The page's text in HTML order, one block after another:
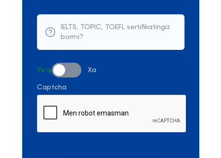
IELTS, TOPIC, TOEFL sertifikatingiz
bormi?
Yo'q Xa
Captcha